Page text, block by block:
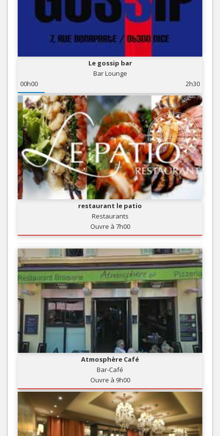
Le gossip bar
Bar Lounge
00h00
2h30
restaurant le patio
Restaurants
Ouvre à 7h00
Atmosphère Café
Bar-Café
Ouvre à 9h00